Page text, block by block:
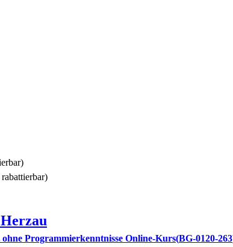
Herzau
ohne Programmierkenntnisse Online-Kurs BG-0120-263